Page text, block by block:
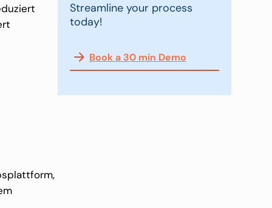
Streamline your process
today!
Book a 30 min Demo